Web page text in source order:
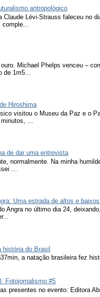
antropológico
Claude Lévi-Strauss faleceu no
Michael Phelps venceu –
1m5...
Hiroshima
visitou o Museu da Paz e o
...
de dar uma entrevista
normalmente. Na minha
...
Uma estrada de altos e baixos
Angra no último dia 24,
história do Brasil
a natação brasileira fez
Fotojornalismo #5
presentes no evento: Editora